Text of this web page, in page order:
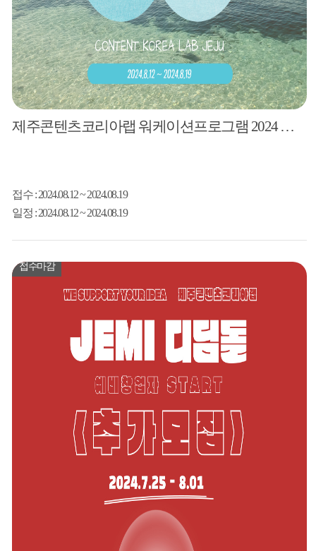
제주콘텐츠코리아랩 워케이션프로그램 2024 제주 어케오션 지원자 모집
접수: 2024.08.12 ~ 2024.08.19
일정 : 2024.08.12 ~ 2024.08.19
접수마감